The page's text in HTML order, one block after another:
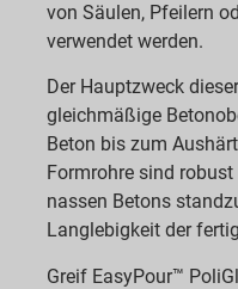
von Säulen, Pfeilern
verwendet werden.
Der Hauptzweck
gleichmäßige
Beton bis zum
Formrohre sind
nassen Betons
Langlebigkeit der
Greif EasyPour™